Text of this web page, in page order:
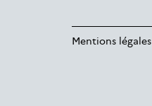
Mentions légales